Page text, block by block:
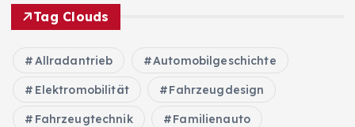
Tag Clouds
Allradantrieb Automobilgeschichte
Elektromobilität Fahrzeugdesign
Fahrzeugtechnik Familienauto